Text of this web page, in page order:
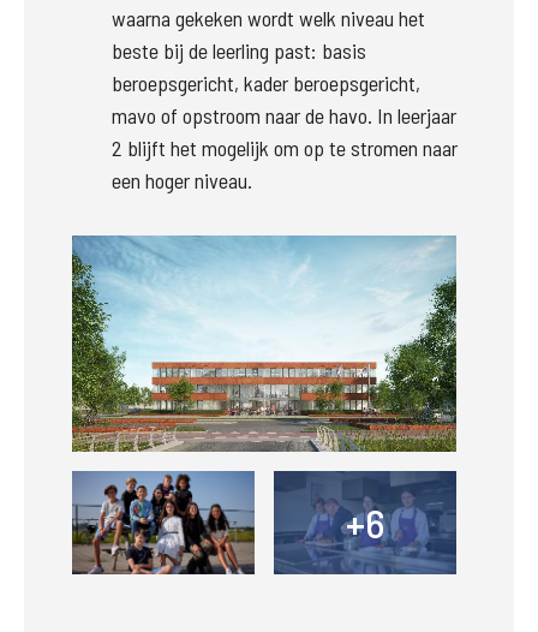
waarna gekeken wordt welk niveau het
beste bij de leerling past: basis
beroepsgericht, kader beroepsgericht,
mavo of opstroom naar de havo. In leerjaar
2 blijft het mogelijk om op te stromen naar
een hoger niveau.
Groter
Groter
+6+